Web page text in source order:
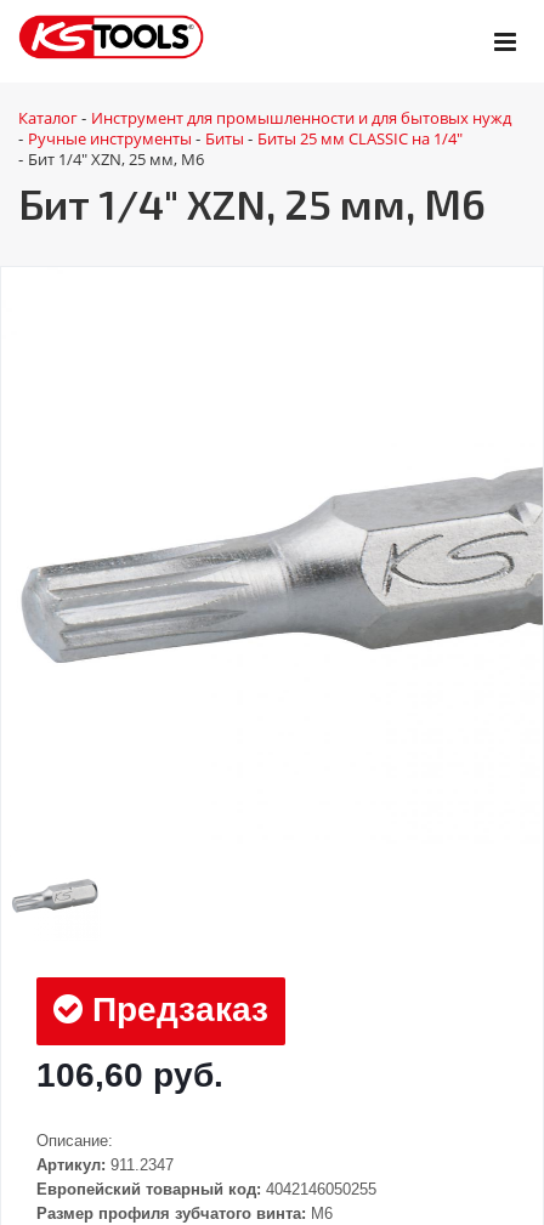
Каталог - Инструмент для промышленности и для бытовых нужд
- Ручные инструменты - Биты - Биты 25 мм CLASSIC на 1/4"
- Бит 1/4" XZN, 25 мм, М6
Бит 1/4" XZN, 25 мм, М6
Предзаказ
106,60 руб.
Описание:
Артикул: 911.2347
Европейский товарный код: 4042146050255
Размер профиля зубчатого винта: M6